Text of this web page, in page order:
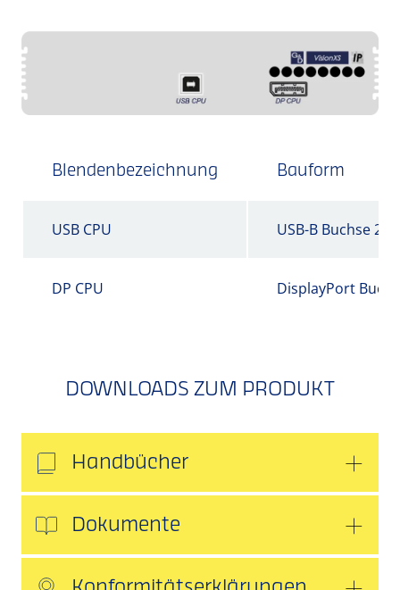
Blendenbezeichnung Bauform
USB CPU USB-B Buchse 2.0
DP CPU DisplayPort
DOWNLOADS ZUM PRODUKT
Handbücher
Dokumente